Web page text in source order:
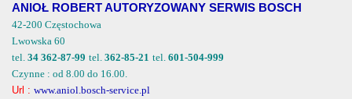
ANIOŁ ROBERT AUTORYZOWANY SERWIS BOSCH
42-200 Częstochowa
Lwowska 60
tel. 34 362-87-99 tel. 362-85-21 tel. 601-504-999
Czynne : od 8.00 do 16.00.
Url : www.aniol.bosch-service.pl